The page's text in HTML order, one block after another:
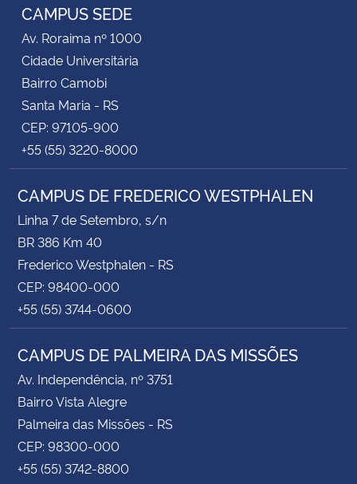
CAMPUS SEDE
Av. Roraima nº 1000
Cidade Universitária
Bairro Camobi
Santa Maria - RS
CEP: 97105-900
+55 (55) 3220-8000
CAMPUS DE FREDERICO WESTPHALEN
Linha 7 de Setembro, s/n
BR 386 Km 40
Frederico Westphalen - RS
CEP: 98400-000
+55 (55) 3744-0600
CAMPUS DE PALMEIRA DAS MISSÕES
Av. Independência, nº 3751
Bairro Vista Alegre
Palmeira das Missões - RS
CEP: 98300-000
+55 (55) 3742-8800